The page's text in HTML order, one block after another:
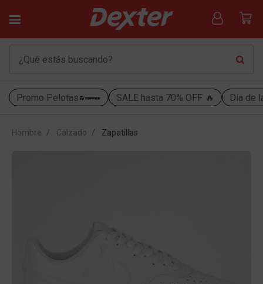
Promo Pelotas SALE hasta 70% OFF 🔥 Día de
Hombre Calzado Zapatillas